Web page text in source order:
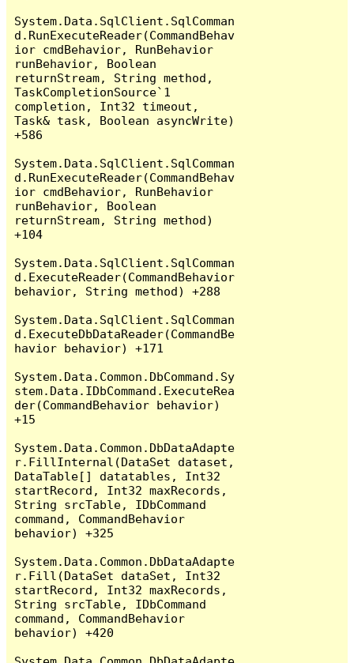
System.Data.SqlClient.SqlComman
d.RunExecuteReader(CommandBehav
ior cmdBehavior, RunBehavior
runBehavior, Boolean
returnStream, String method,
TaskCompletionSource`1
completion, Int32 timeout,
Task& task, Boolean asyncWrite)
+586
System.Data.SqlClient.SqlComman
d.RunExecuteReader(CommandBehav
ior cmdBehavior, RunBehavior
runBehavior, Boolean
returnStream, String method)
+104
System.Data.SqlClient.SqlComman
d.ExecuteReader(CommandBehavior
behavior, String method) +288
System.Data.SqlClient.SqlComman
d.ExecuteDbDataReader(CommandBe
havior behavior) +171
System.Data.Common.DbCommand.Sy
stem.Data.IDbCommand.ExecuteRea
der(CommandBehavior behavior)
+15
System.Data.Common.DbDataAdapte
r.FillInternal(DataSet dataset,
DataTable[] datatables, Int32
startRecord, Int32 maxRecords,
String srcTable, IDbCommand
command, CommandBehavior
behavior) +325
System.Data.Common.DbDataAdapte
r.Fill(DataSet dataSet, Int32
startRecord, Int32 maxRecords,
String srcTable, IDbCommand
command, CommandBehavior
behavior) +420